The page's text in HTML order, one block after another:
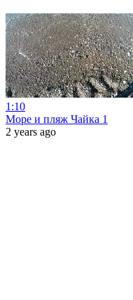
1:10
Море и пляж Чайка 1
2 years ago